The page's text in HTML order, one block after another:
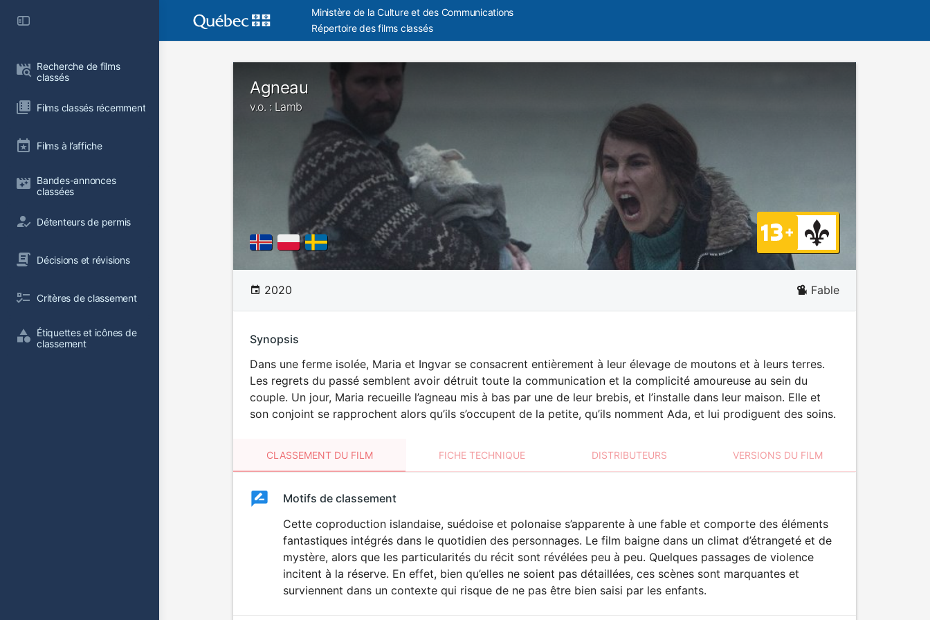
Recherche de films
classés
Films classés récemment
Films à l’affiche
Bandes-annonces
classées
Détenteurs de permis
Décisions et révisions
Critères de classement
Étiquettes et icônes de
classement
Ministère de la Culture et des Communications
Répertoire des films classés
Agneau
v.o. : Lamb
2020 Fable
Synopsis
Dans une ferme isolée, Maria et Ingvar se consacrent entièrement à leur élevage de moutons et à leurs terres.
Les regrets du passé semblent avoir détruit toute la communication et la complicité amoureuse au sein du
couple. Un jour, Maria recueille l’agneau mis à bas par une de leur brebis, et l’installe dans leur maison. Elle et
son conjoint se rapprochent alors qu’ils s’occupent de la petite, qu’ils nomment Ada, et lui prodiguent des soins.
CLASSEMENT DU FILM FICHE TECHNIQUE DISTRIBUTEURS VERSIONS DU FILM
ClassementClassement
Motifs de classement
Cette coproduction islandaise, suédoise et polonaise s’apparente à une fable et comporte des éléments
fantastiques intégrés dans le quotidien des personnages. Le film baigne dans un climat d’étrangeté et de
mystère, alors que les particularités du récit sont révélées peu à peu. Quelques passages de violence
incitent à la réserve. En effet, bien qu’elles ne soient pas détaillées, ces scènes sont marquantes et
surviennent dans un contexte qui risque de ne pas être bien saisi par les enfants.